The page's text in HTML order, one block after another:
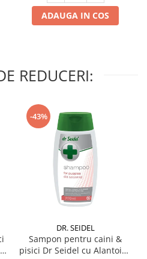
ADAUGA IN COS
REDUCERI:
-43%
DR. SEIDEL
Sampon pentru caini &
pisici Dr Seidel cu Alantoina